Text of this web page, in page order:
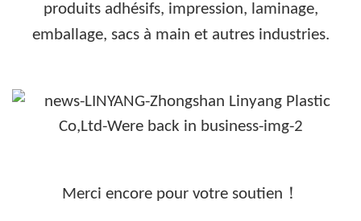
produits adhésifs, impression, laminage,
emballage, sacs à main et autres industries.
Merci encore pour votre soutien！